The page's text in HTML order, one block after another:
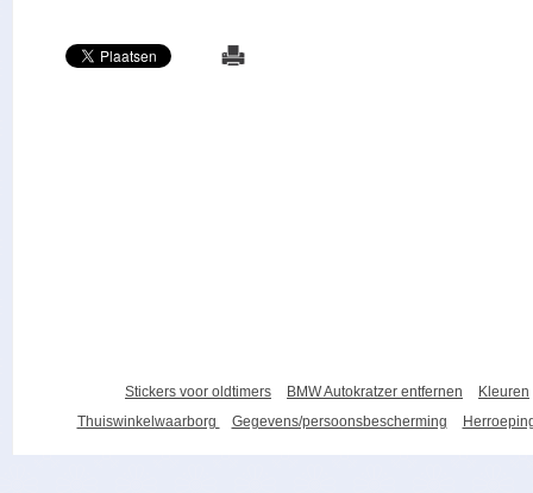
Stickers voor oldtimers BMW Autokratzer entfernen
Kleuren
Thuiswinkelwaarborg
Gegevens/persoonsbescherming